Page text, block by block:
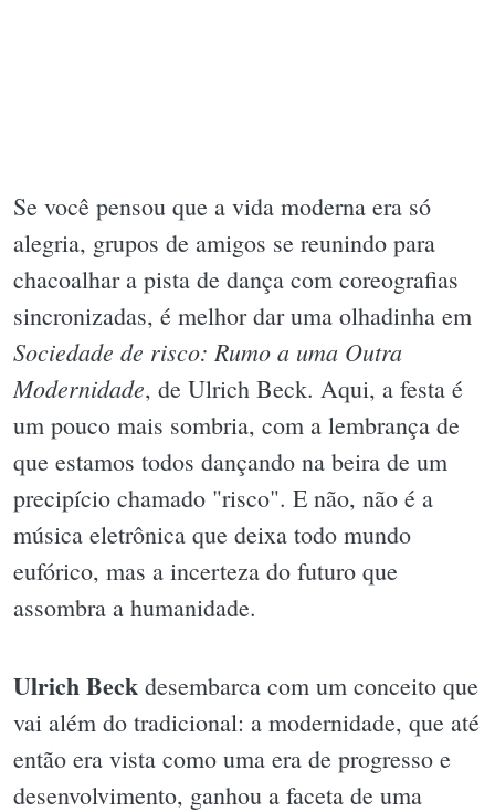
Se você pensou que a vida moderna era só
alegria, grupos de amigos se reunindo para
chacoalhar a pista de dança com coreografias
sincronizadas, é melhor dar uma olhadinha em
Sociedade de risco: Rumo a uma Outra
Modernidade, de Ulrich Beck. Aqui, a festa é
um pouco mais sombria, com a lembrança de
que estamos todos dançando na beira de um
precipício chamado "risco". E não, não é a
música eletrônica que deixa todo mundo
eufórico, mas a incerteza do futuro que
assombra a humanidade.
Ulrich Beck desembarca com um conceito que
vai além do tradicional: a modernidade, que até
então era vista como uma era de progresso e
desenvolvimento, ganhou a faceta de uma